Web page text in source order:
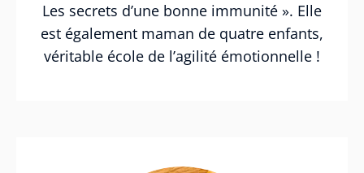
Les secrets d’une bonne immunité ». Elle
est également maman de quatre enfants,
véritable école de l’agilité émotionnelle !